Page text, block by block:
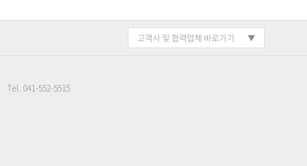
고객사 및 협력업체 바로가기
Tel. 041-552-5515